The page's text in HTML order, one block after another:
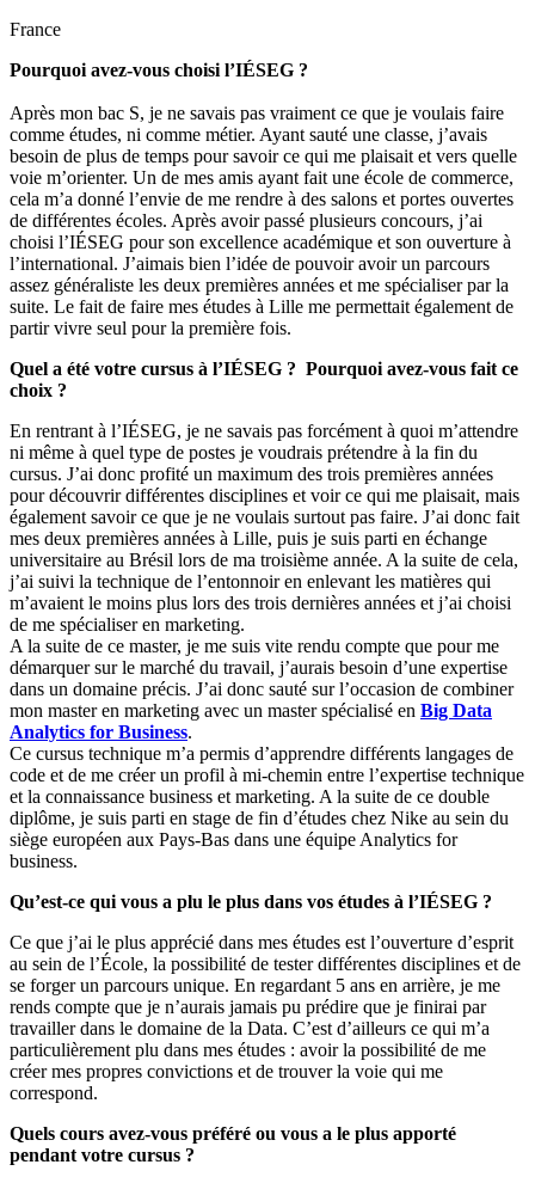
France
Pourquoi avez-vous choisi l’IÉSEG ?
Après mon bac S, je ne savais pas vraiment ce que je voulais faire
comme études, ni comme métier. Ayant sauté une classe, j’avais
besoin de plus de temps pour savoir ce qui me plaisait et vers quelle
voie m’orienter. Un de mes amis ayant fait une école de commerce,
cela m’a donné l’envie de me rendre à des salons et portes ouvertes
de différentes écoles. Après avoir passé plusieurs concours, j’ai
choisi l’IÉSEG pour son excellence académique et son ouverture à
l’international. J’aimais bien l’idée de pouvoir avoir un parcours
assez généraliste les deux premières années et me spécialiser par la
suite. Le fait de faire mes études à Lille me permettait également de
partir vivre seul pour la première fois.
Quel a été votre cursus à l’IÉSEG ? Pourquoi avez-vous fait ce
choix ?
En rentrant à l’IÉSEG, je ne savais pas forcément à quoi m’attendre
ni même à quel type de postes je voudrais prétendre à la fin du
cursus. J’ai donc profité un maximum des trois premières années
pour découvrir différentes disciplines et voir ce qui me plaisait, mais
également savoir ce que je ne voulais surtout pas faire. J’ai donc fait
mes deux premières années à Lille, puis je suis parti en échange
universitaire au Brésil lors de ma troisième année. A la suite de cela,
j’ai suivi la technique de l’entonnoir en enlevant les matières qui
m’avaient le moins plus lors des trois dernières années et j’ai choisi
de me spécialiser en marketing.
A la suite de ce master, je me suis vite rendu compte que pour me
démarquer sur le marché du travail, j’aurais besoin d’une expertise
dans un domaine précis. J’ai donc sauté sur l’occasion de combiner
mon master en marketing avec un master spécialisé en Big Data
Analytics for Business.
Ce cursus technique m’a permis d’apprendre différents langages de
code et de me créer un profil à mi-chemin entre l’expertise technique
et la connaissance business et marketing. A la suite de ce double
diplôme, je suis parti en stage de fin d’études chez Nike au sein du
siège européen aux Pays-Bas dans une équipe Analytics for
business.
Qu’est-ce qui vous a plu le plus dans vos études à l’IÉSEG ?
Ce que j’ai le plus apprécié dans mes études est l’ouverture d’esprit
au sein de l’École, la possibilité de tester différentes disciplines et de
se forger un parcours unique. En regardant 5 ans en arrière, je me
rends compte que je n’aurais jamais pu prédire que je finirai par
travailler dans le domaine de la Data. C’est d’ailleurs ce qui m’a
particulièrement plu dans mes études : avoir la possibilité de me
créer mes propres convictions et de trouver la voie qui me
correspond.
Quels cours avez-vous préféré ou vous a le plus apporté
pendant votre cursus ?